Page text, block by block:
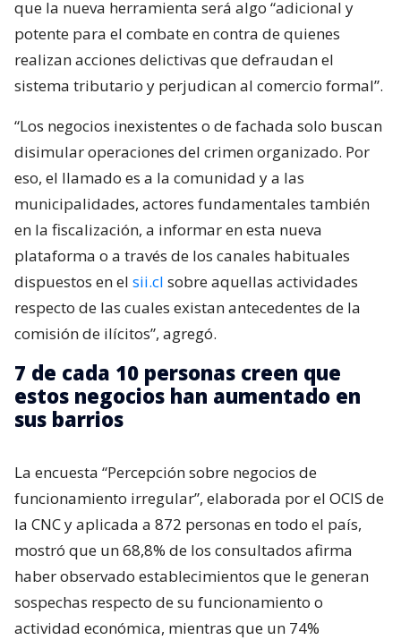
que la nueva herramienta será algo “adicional y
potente para el combate en contra de quienes
realizan acciones delictivas que defraudan el
sistema tributario y perjudican al comercio formal”.
“Los negocios inexistentes o de fachada solo buscan
disimular operaciones del crimen organizado. Por
eso, el llamado es a la comunidad y a las
municipalidades, actores fundamentales también
en la fiscalización, a informar en esta nueva
plataforma o a través de los canales habituales
dispuestos en el sii.cl sobre aquellas actividades
respecto de las cuales existan antecedentes de la
comisión de ilícitos”, agregó.
7 de cada 10 personas creen que
estos negocios han aumentado en
sus barrios
La encuesta “Percepción sobre negocios de
funcionamiento irregular”, elaborada por el OCIS de
la CNC y aplicada a 872 personas en todo el país,
mostró que un 68,8% de los consultados afirma
haber observado establecimientos que le generan
sospechas respecto de su funcionamiento o
actividad económica, mientras que un 74%